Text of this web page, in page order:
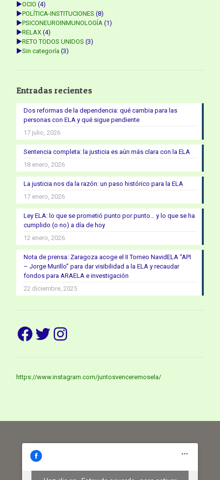
►OCIO (4)
►POLÍTICA-INSTITUCIONES (8)
►PSICONEUROINMUNOLOGÍA (1)
►RELAX (4)
►RETO TODOS UNIDOS (3)
►Sin categoría (3)
Entradas recientes
Dos reformas de la dependencia: qué cambia para las
personas con ELA y qué sigue pendiente
17 julio, 2026
Sentencia completa: la justicia es aún más clara con la ELA
18 enero, 2026
La justicia nos da la razón: un paso histórico para la ELA
17 enero, 2026
Ley ELA: lo que se prometió punto por punto… y lo que se ha
cumplido (o no) a día de hoy
12 enero, 2026
Nota de prensa: Zaragoza acoge el II Torneo NavidELA “API
– Jorge Murillo” para dar visibilidad a la ELA y recaudar
fondos para ARAELA e investigación
22 diciembre, 2025
Facebook
Twitter
Instagram
https://www.instagram.com/juntosvenceremosela/